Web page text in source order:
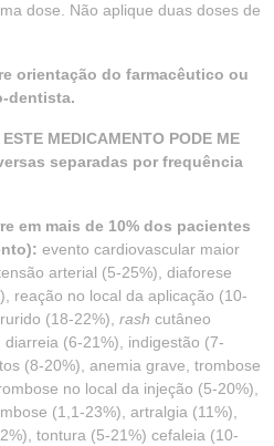
dose. Não aplique duas doses de
orientação do farmacêutico ou
dentista.
MEDICAMENTO PODE ME
separadas por frequência
em mais de 10% dos pacientes
evento cardiovascular maior
arterial (5-25%), diaforese
reação no local da aplicação (10-
(18-22%), rash cutâneo
(6-21%), indigestão (7-
(8-20%), anemia grave, trombose
no local da injeção (5-20%),
(1,1-23%), artralgia (11%),
tontura (5-21%) cefaleia (10-